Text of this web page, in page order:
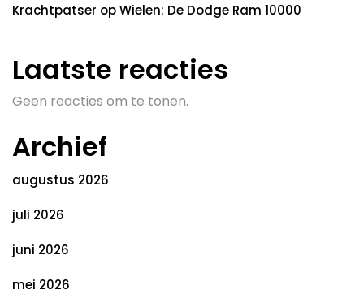
Krachtpatser op Wielen: De Dodge Ram 10000
Laatste reacties
Geen reacties om te tonen.
Archief
augustus 2026
juli 2026
juni 2026
mei 2026